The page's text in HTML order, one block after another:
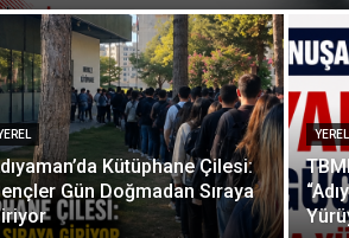
Kütüphane Çilesi:
Gün Doğmadan Sıraya
YEREL